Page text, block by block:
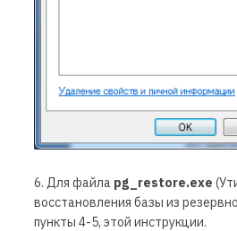
6. Для файла pg restore.exe
восстановления базы из
пункты 4-5, этой инструкции.